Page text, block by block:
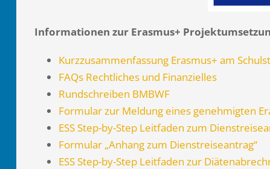
Informationen zur Erasmus+
Kurzzusammenfassung Erasmus+ am
FAQs Rechtliches und Finanzielles
Rundschreiben BMBWF
Formular zur Meldung eines genehmigten
ESS Step-by-Step Leitfaden zum
Formular „Anhang zum Dienstreiseantrag“
ESS Step-by-Step Leitfaden zur